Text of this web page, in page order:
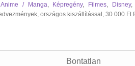
Anime / Manga Képregény, Filmes Disney
országos kiszállítással, 30 000 Ft
Bontatlan